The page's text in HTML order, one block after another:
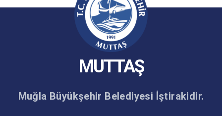
MUTTAŞ
Muğla Büyükşehir Belediyesi İştirakidir.